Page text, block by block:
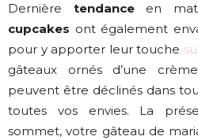
Dernière tendanceen
cupcakes ont également
pour y apporter leur touche
gâteaux ornés d’une
peuvent être déclinés dans
toutes vos envies. La
sommet, votre gâteau de